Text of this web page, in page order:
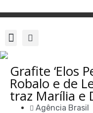
Grafite ‘Elos
Robalo e de
traz Marília e
Agência Brasil